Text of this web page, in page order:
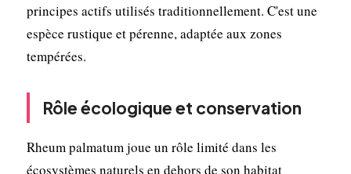
principes actifs utilisés traditionnellement. C'est une
espèce rustique et pérenne, adaptée aux zones
tempérées.
Rôle écologique et conservation
Rheum palmatum joue un rôle limité dans les
écosystèmes naturels en dehors de son habitat